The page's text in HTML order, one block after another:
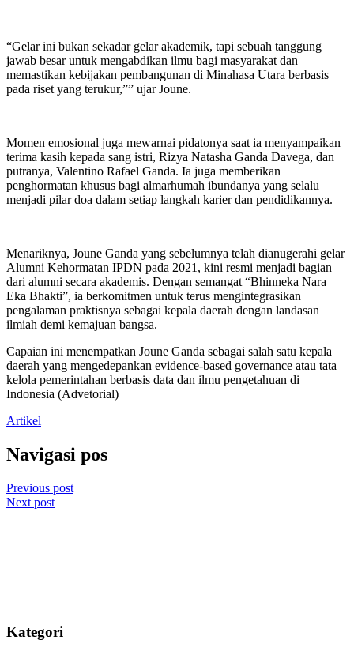
“Gelar ini bukan sekadar gelar akademik, tapi sebuah tanggung
jawab besar untuk mengabdikan ilmu bagi masyarakat dan
memastikan kebijakan pembangunan di Minahasa Utara berbasis
pada riset yang terukur,”” ujar Joune.
Momen emosional juga mewarnai pidatonya saat ia menyampaikan
terima kasih kepada sang istri, Rizya Natasha Ganda Davega, dan
putranya, Valentino Rafael Ganda. Ia juga memberikan
penghormatan khusus bagi almarhumah ibundanya yang selalu
menjadi pilar doa dalam setiap langkah karier dan pendidikannya.
Menariknya, Joune Ganda yang sebelumnya telah dianugerahi gelar
Alumni Kehormatan IPDN pada 2021, kini resmi menjadi bagian
dari alumni secara akademis. Dengan semangat “Bhinneka Nara
Eka Bhakti”, ia berkomitmen untuk terus mengintegrasikan
pengalaman praktisnya sebagai kepala daerah dengan landasan
ilmiah demi kemajuan bangsa.
Capaian ini menempatkan Joune Ganda sebagai salah satu kepala
daerah yang mengedepankan evidence-based governance atau tata
kelola pemerintahan berbasis data dan ilmu pengetahuan di
Indonesia (Advetorial)
Artikel
Navigasi pos
Previous post
Next post
Kategori